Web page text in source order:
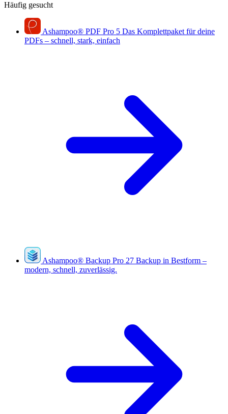
Häufig gesucht
Ashampoo® PDF Pro 5 Das Komplettpaket für deine
PDFs – schnell, stark, einfach
Ashampoo® Backup Pro 27 Backup in Bestform –
modern, schnell, zuverlässig.